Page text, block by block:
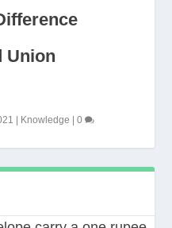
Union
Knowledge |0